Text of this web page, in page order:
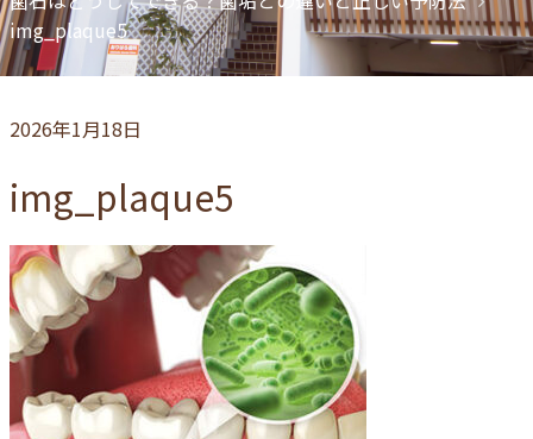
img_plaque5
2026年1月18日
img_plaque5